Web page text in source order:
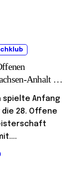
Anhalt in
spielte Anfang
die 28. Offene